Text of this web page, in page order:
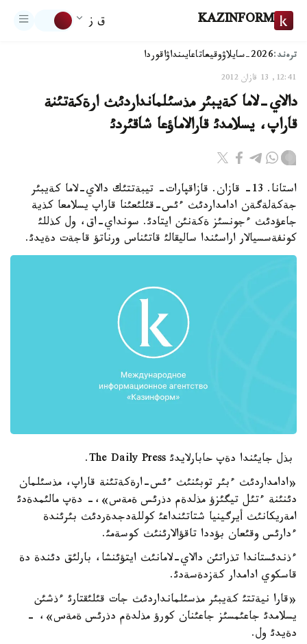
KAZINFORM ق ز
ترەند:2026-سايلاۋ وقيعاتاعايىنداۋاقوردا
12:41, 13 قازان 2012
دالاي-لاما كةيبئر مذسئلمانداردئث ارةكةتئنة
قاراپ، يسلامدئ قارالاماؤعا شاقئردئ
استانا. 13- قازان. قازاقپارات- تيبةتتئك دالاي-لاما كةيبئر
جةكةلةگةن ادامداردئث ءئس-قئلئعئنا قاراپ يسلامعا كذية
جاعؤدئث ءجونسئز ةكةنئن ايتادئ. سونداي-اق، ول كذللئ
كونفةسسيالار اراسئندا ساليقالئ قاتئناس ورناتؤ قاجةت دةيدئ.
بذل جايئندا دةپ حابارلايدئ The Daily Press.
«ادامداردئث ءبئر توبئنئث ءئس-ارةكةتئنة قاراپ، مذسئلمان
دئنئنة ءتئل تيگئزؤ مذلدةم دذرئس ةمةس»،- دةپ مالئمدةدئ
امةريكانئث أيرگينيا شتاتئنداعئ كوللةدجدةردئث بئرئندة
ءدارئس وقئعان بؤددا تاقؤالارئنئث كوسةمئ.
ءذندئستاندا تذراتئن دالاي-لامانئث ايتؤئنشا، بارلئق دئندة دة
قاسكوي ادامدار كةزدةسةدئ.
«قارا نيةتتئ كةيبئر مذسئلمانداردئث جات قئلئقتارئ ءذشئن
يسلامدئ جاعئمسئز جاعئنان كورؤ مذلدةم دذرئس ةمةس»، -
دةيدئ ول.